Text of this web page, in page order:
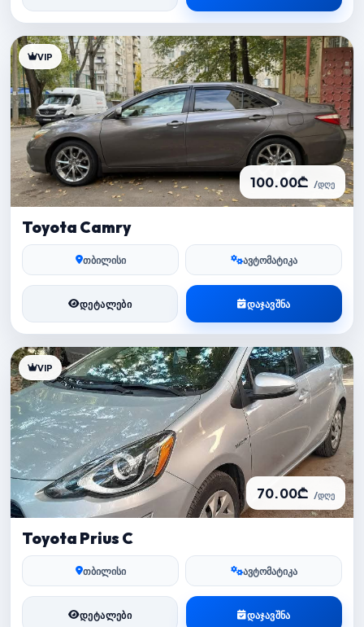
VIP
100.00₾ /დღე
Toyota Camry
თბილისი ავტომატიკა
ᲓᲔᲢᲐᲚᲔᲑᲘ ᲓᲐᲯᲐᲕᲨᲜᲐ
VIP
70.00₾ /დღე
Toyota Prius C
თბილისი ავტომატიკა
ᲓᲔᲢᲐᲚᲔᲑᲘ ᲓᲐᲯᲐᲕᲨᲜᲐ